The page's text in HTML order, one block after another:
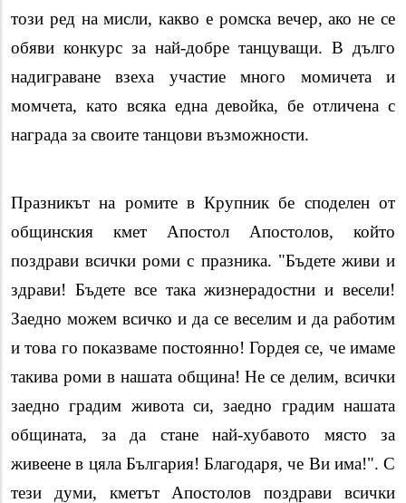
този ред на мисли, какво е ромска вечер, ако не се
обяви конкурс за най-добре танцуващи. В дълго
надиграване взеха участие много момичета и
момчета, като всяка една девойка, бе отличена с
награда за своите танцови възможности.
Празникът на ромите в Крупник бе споделен от
общинския кмет Апостол Апостолов, който
поздрави всички роми с празника. "Бъдете живи и
здрави! Бъдете все така жизнерадостни и весели!
Заедно можем всичко и да се веселим и да работим
и това го показваме постоянно! Гордея се, че имаме
такива роми в нашата община! Не се делим, всички
заедно градим живота си, заедно градим нашата
общината, за да стане най-хубавото място за
живеене в цяла България! Благодаря, че Ви има!". С
тези думи, кметът Апостолов поздрави всички